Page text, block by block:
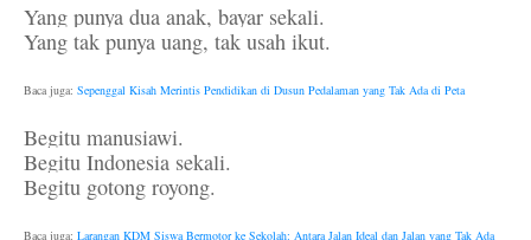
Yang punya dua anak, bayar sekali.
Yang tak punya uang, tak usah ikut.
Baca juga: Sepenggal Kisah Merintis Pendidikan di Dusun Pedalaman yang Tak Ada di Peta
Begitu manusiawi.
Begitu Indonesia sekali.
Begitu gotong royong.
Baca juga: Larangan KDM Siswa Bermotor ke Sekolah: Antara Jalan Ideal dan Jalan yang Tak Ada